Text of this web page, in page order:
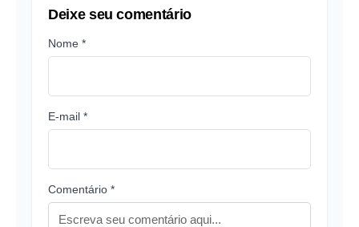
Deixe seu comentário
Nome *
E-mail *
Comentário *